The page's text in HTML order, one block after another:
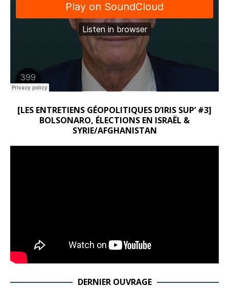
[LES ENTRETIENS GÉOPOLITIQUES D’IRIS SUP’ #3]
BOLSONARO, ÉLECTIONS EN ISRAËL &
SYRIE/AFGHANISTAN
DERNIER OUVRAGE